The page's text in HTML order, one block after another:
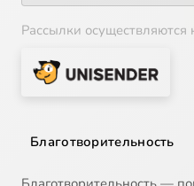
Рассылки
Благотворительность